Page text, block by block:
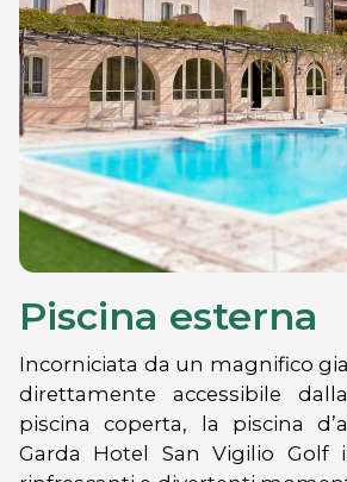
Piscina esterna
Incorniciata da un magnifico
direttamente accessibile
piscina coperta, la piscina
Garda Hotel San Vigilio Golf